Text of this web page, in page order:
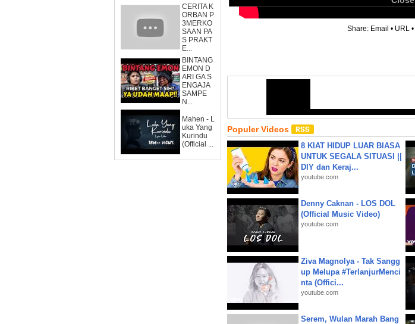
CERITA K
ORBAN P
3MERKO
SAAN PA
S PRAKT
E...
BINTANG
EMON D
ARI GA S
ENGAJA
SAMPE
N...
Mahen - L
uka Yang
Kurindu
(Official ...
Share: Email • URL •
Populer Videos
8 KIAT HIDUP LUAR BIASA
UNTUK SEGALA SITUASI ||
DIY dan Keraj...
youtube.com
Denny Caknan - LOS DOL
(Official Music Video)
youtube.com
Ziva Magnolya - Tak Sangg
up Melupa #TerlanjurMenci
nta (Offici...
youtube.com
Serem, Wulan Marah Bang